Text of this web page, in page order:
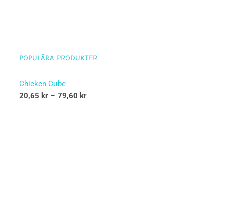
POPULÄRA PRODUKTER
Chicken Cube
20,65 kr – 79,60 kr